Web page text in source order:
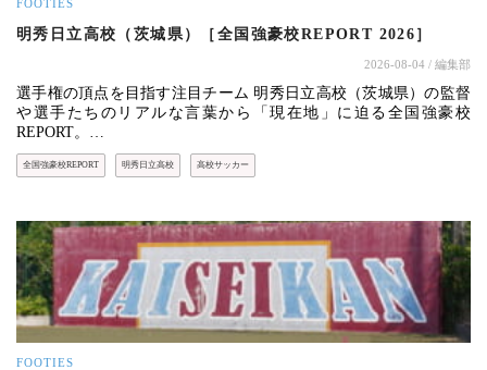
FOOTIES
明秀日立高校（茨城県）［全国強豪校REPORT 2026］
2026-08-04 / 編集部
選手権の頂点を目指す注目チーム 明秀日立高校（茨城県）の監督
や選手たちのリアルな言葉から「現在地」に迫る全国強豪校
REPORT。…
全国強豪校REPORT 明秀日立高校 高校サッカー
FOOTIES